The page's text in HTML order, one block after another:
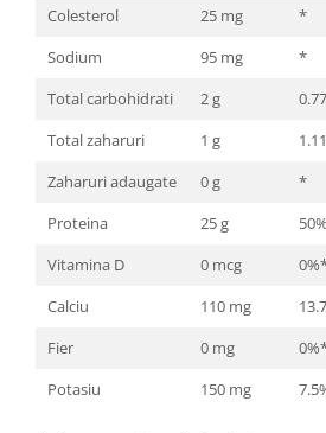
Colesterol
25 mg
*
Sodium
95 mg
*
Total carbohidrati
2 g
Total zaharuri
1 g
Zaharuri adaugate
0 g
*
Proteina
25 g
Vitamina D
0 mcg
Calciu
110 mg
Fier
0 mg
Potasiu
150 mg